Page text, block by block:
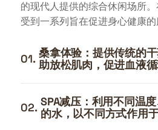
的现代人提供的综合休闲场所
受到一系列旨在促进身心健康的
01. 桑拿体验：提供传统的
助放松肌肉，促进血液循
02. SPA减压：利用不同温
的水，以不同方式作用